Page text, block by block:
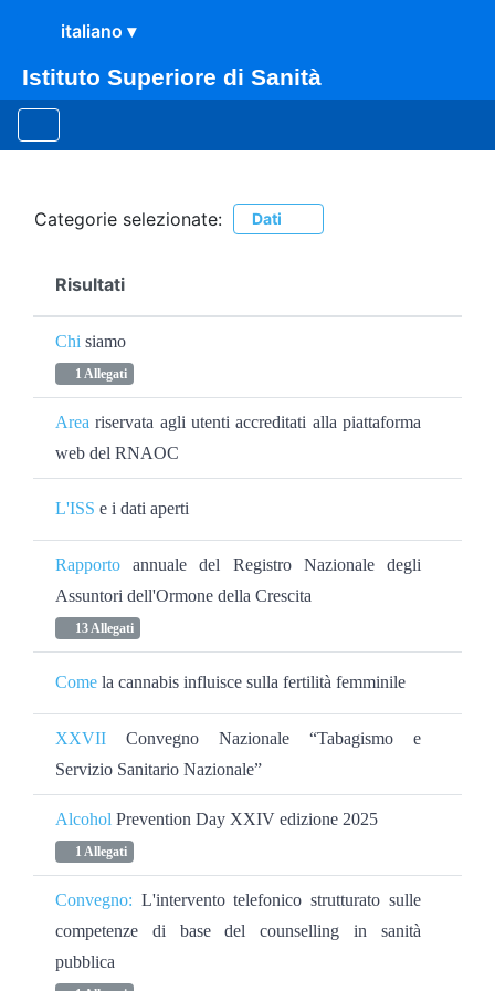
Istituto Superiore di Sanità
Ricerca
Categorie selezionate: Dati
Risultati
Chi siamo
1 Allegati
Area riservata agli utenti accreditati alla piattaforma
web del RNAOC
L'ISS e i dati aperti
Rapporto annuale del Registro Nazionale degli
Assuntori dell'Ormone della Crescita
13 Allegati
Come la cannabis influisce sulla fertilità femminile
XXVII Convegno Nazionale “Tabagismo e
Servizio Sanitario Nazionale”
Alcohol Prevention Day XXIV edizione 2025
1 Allegati
Convegno: L'intervento telefonico strutturato sulle
competenze di base del counselling in sanità
pubblica